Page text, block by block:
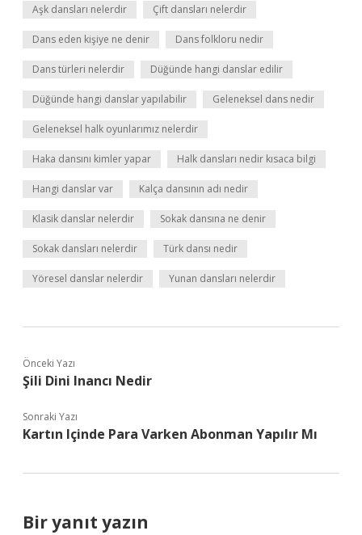
Aşk dansları nelerdir Çift dansları nelerdir
Dans eden kişiye ne denir Dans folkloru nedir
Dans türleri nelerdir Düğünde hangi danslar edilir
Düğünde hangi danslar yapılabilir Geleneksel dans nedir
Geleneksel halk oyunlarımız nelerdir
Haka dansını kimler yapar Halk dansları nedir kısaca bilgi
Hangi danslar var Kalça dansının adı nedir
Klasik danslar nelerdir Sokak dansına ne denir
Sokak dansları nelerdir Türk dansı nedir
Yöresel danslar nelerdir Yunan dansları nelerdir
Önceki Yazı
Şili Dini Inancı Nedir
Sonraki Yazı
Kartın Içinde Para Varken Abonman Yapılır Mı
Bir yanıt yazın